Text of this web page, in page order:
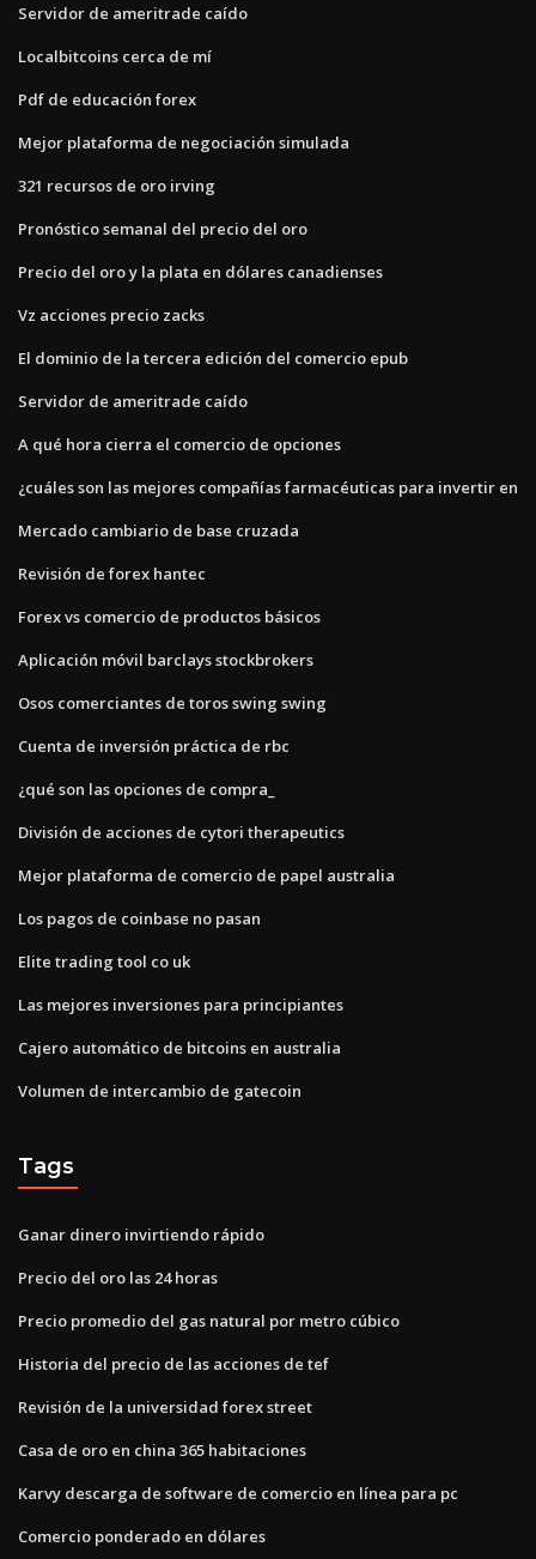
Servidor de ameritrade caído
Localbitcoins cerca de mí
Pdf de educación forex
Mejor plataforma de negociación simulada
321 recursos de oro irving
Pronóstico semanal del precio del oro
Precio del oro y la plata en dólares canadienses
Vz acciones precio zacks
El dominio de la tercera edición del comercio epub
Servidor de ameritrade caído
A qué hora cierra el comercio de opciones
¿cuáles son las mejores compañías farmacéuticas para invertir en
Mercado cambiario de base cruzada
Revisión de forex hantec
Forex vs comercio de productos básicos
Aplicación móvil barclays stockbrokers
Osos comerciantes de toros swing swing
Cuenta de inversión práctica de rbc
¿qué son las opciones de compra_
División de acciones de cytori therapeutics
Mejor plataforma de comercio de papel australia
Los pagos de coinbase no pasan
Elite trading tool co uk
Las mejores inversiones para principiantes
Cajero automático de bitcoins en australia
Volumen de intercambio de gatecoin
Tags
Ganar dinero invirtiendo rápido
Precio del oro las 24 horas
Precio promedio del gas natural por metro cúbico
Historia del precio de las acciones de tef
Revisión de la universidad forex street
Casa de oro en china 365 habitaciones
Karvy descarga de software de comercio en línea para pc
Comercio ponderado en dólares